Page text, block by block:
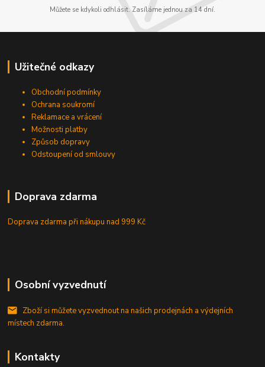
Můžete se kdykoli odhlásit. Zasíláme jednou za 14 dní.
Užitečné odkazy
Obchodní podmínky
Ochrana soukromí
Reklamace a vrácení
Možnosti platby
Způsob dopravy
Odstoupení od smlouvy
Doprava zdarma
Doprava zdarma při nákupunad 999 Kč
Osobní vyzvednutí
Zboží si můžete vyzvednout na našich prodejnách a výdejních
místech zdarma.
Kontakty